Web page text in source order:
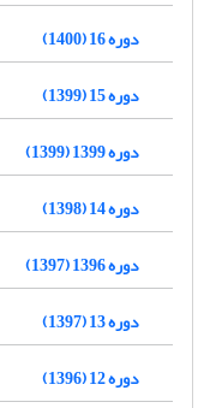
دوره 16 (1400)
دوره 15 (1399)
دوره 1399 (1399)
دوره 14 (1398)
دوره 1396 (1397)
دوره 13 (1397)
دوره 12 (1396)